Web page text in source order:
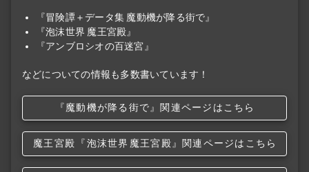
『冒険譚＋データ集 魔動機が降る街で』
『泡沫世界 魔王宮殿』
『アンブロシオの百迷宮』
などについての情報も多数書いています！
『魔動機が降る街で』関連ページはこちら
魔王宮殿 『泡沫世界 魔王宮殿』関連ページはこちら